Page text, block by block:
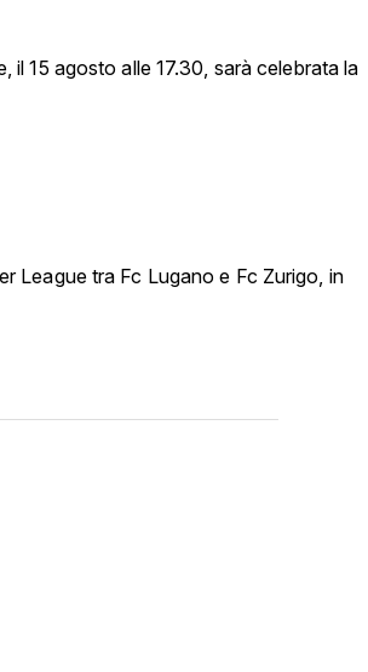
il 15 agosto alle 17.30, sarà celebrata la
League tra Fc Lugano e Fc Zurigo, in